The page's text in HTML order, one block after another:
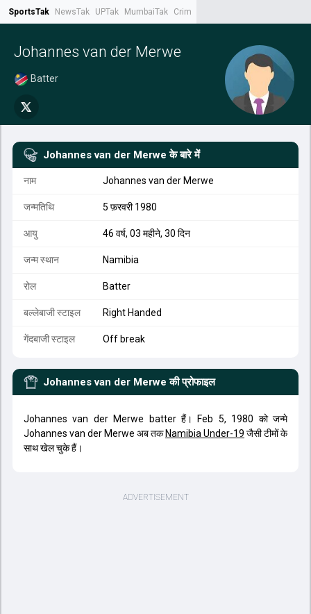
SportsTak NewsTak UPTak MumbaiTak CrimeTak
Johannes van der Merwe
Batter
Johannes van der Merwe के बारे में
नाम Johannes van der Merwe
जन्मतिथि 5 फ़रवरी 1980
आयु 46 वर्ष, 03 महीने, 30 दिन
जन्म स्थान Namibia
रोल Batter
बल्लेबाजी स्टाइल Right Handed
गेंदबाजी स्टाइल Off break
Johannes van der Merwe की प्रोफाइल
Johannes van der Merwe batter हैं। Feb 5, 1980 को जन्मे
Johannes van der Merwe अब तक Namibia Under-19 जैसी टीमों के
साथ खेल चुके हैं।